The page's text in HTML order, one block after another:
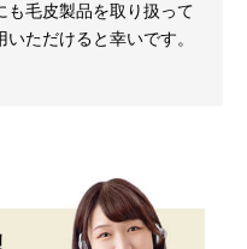
も毛皮製品を取り扱って
ただけると幸いです。